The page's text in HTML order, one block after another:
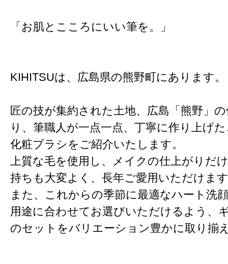
「お肌とこころにいい筆を。」
KIHITSUは、広島県の熊野町にあります。
匠の技が集約された土地、広島「熊野」
り、筆職人が一点一点、丁寧に作り上げ
化粧ブラシをご紹介いたします。
上質な毛を使用し、メイクの仕上がりだ
持ちも大変よく、長年ご愛用いただけま
また、これからの季節に最適なハート洗
用途に合わせてお選びいただけるよう、
のセットをバリエーション豊かに取り揃